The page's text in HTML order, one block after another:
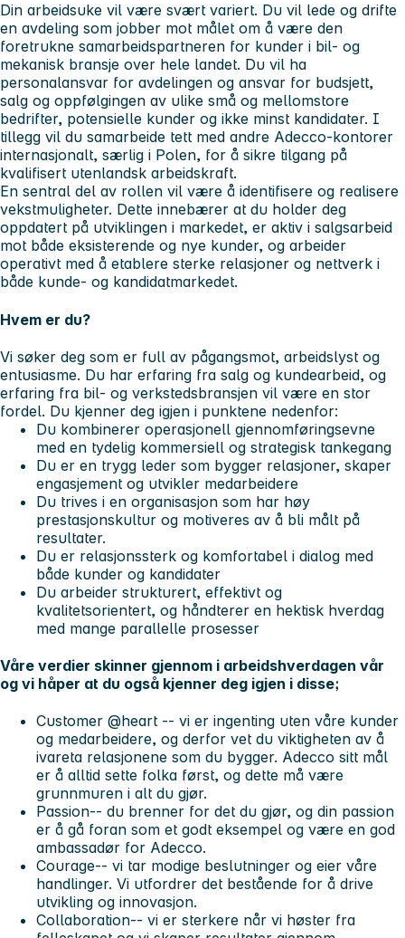
Din arbeidsuke vil være svært variert. Du vil lede og drifte
en avdeling som jobber mot målet om å være den
foretrukne samarbeidspartneren for kunder i bil- og
mekanisk bransje over hele landet. Du vil ha
personalansvar for avdelingen og ansvar for budsjett,
salg og oppfølgingen av ulike små og mellomstore
bedrifter, potensielle kunder og ikke minst kandidater. I
tillegg vil du samarbeide tett med andre Adecco-kontorer
internasjonalt, særlig i Polen, for å sikre tilgang på
kvalifisert utenlandsk arbeidskraft.
En sentral del av rollen vil være å identifisere og realisere
vekstmuligheter. Dette innebærer at du holder deg
oppdatert på utviklingen i markedet, er aktiv i salgsarbeid
mot både eksisterende og nye kunder, og arbeider
operativt med å etablere sterke relasjoner og nettverk i
både kunde- og kandidatmarkedet.
Hvem er du?
Vi søker deg som er full av pågangsmot, arbeidslyst og
entusiasme. Du har erfaring fra salg og kundearbeid, og
erfaring fra bil- og verkstedsbransjen vil være en stor
fordel. Du kjenner deg igjen i punktene nedenfor:
Du kombinerer operasjonell gjennomføringsevne
med en tydelig kommersiell og strategisk tankegang
Du er en trygg leder som bygger relasjoner, skaper
engasjement og utvikler medarbeidere
Du trives i en organisasjon som har høy
prestasjonskultur og motiveres av å bli målt på
resultater.
Du er relasjonssterk og komfortabel i dialog med
både kunder og kandidater
Du arbeider strukturert, effektivt og
kvalitetsorientert, og håndterer en hektisk hverdag
med mange parallelle prosesser
Våre verdier skinner gjennom i arbeidshverdagen vår
og vi håper at du også kjenner deg igjen i disse;
Customer @heart -- vi er ingenting uten våre kunder
og medarbeidere, og derfor vet du viktigheten av å
ivareta relasjonene som du bygger. Adecco sitt mål
er å alltid sette folka først, og dette må være
grunnmuren i alt du gjør.
Passion-- du brenner for det du gjør, og din passion
er å gå foran som et godt eksempel og være en god
ambassadør for Adecco.
Courage-- vi tar modige beslutninger og eier våre
handlinger. Vi utfordrer det bestående for å drive
utvikling og innovasjon.
Collaboration-- vi er sterkere når vi høster fra